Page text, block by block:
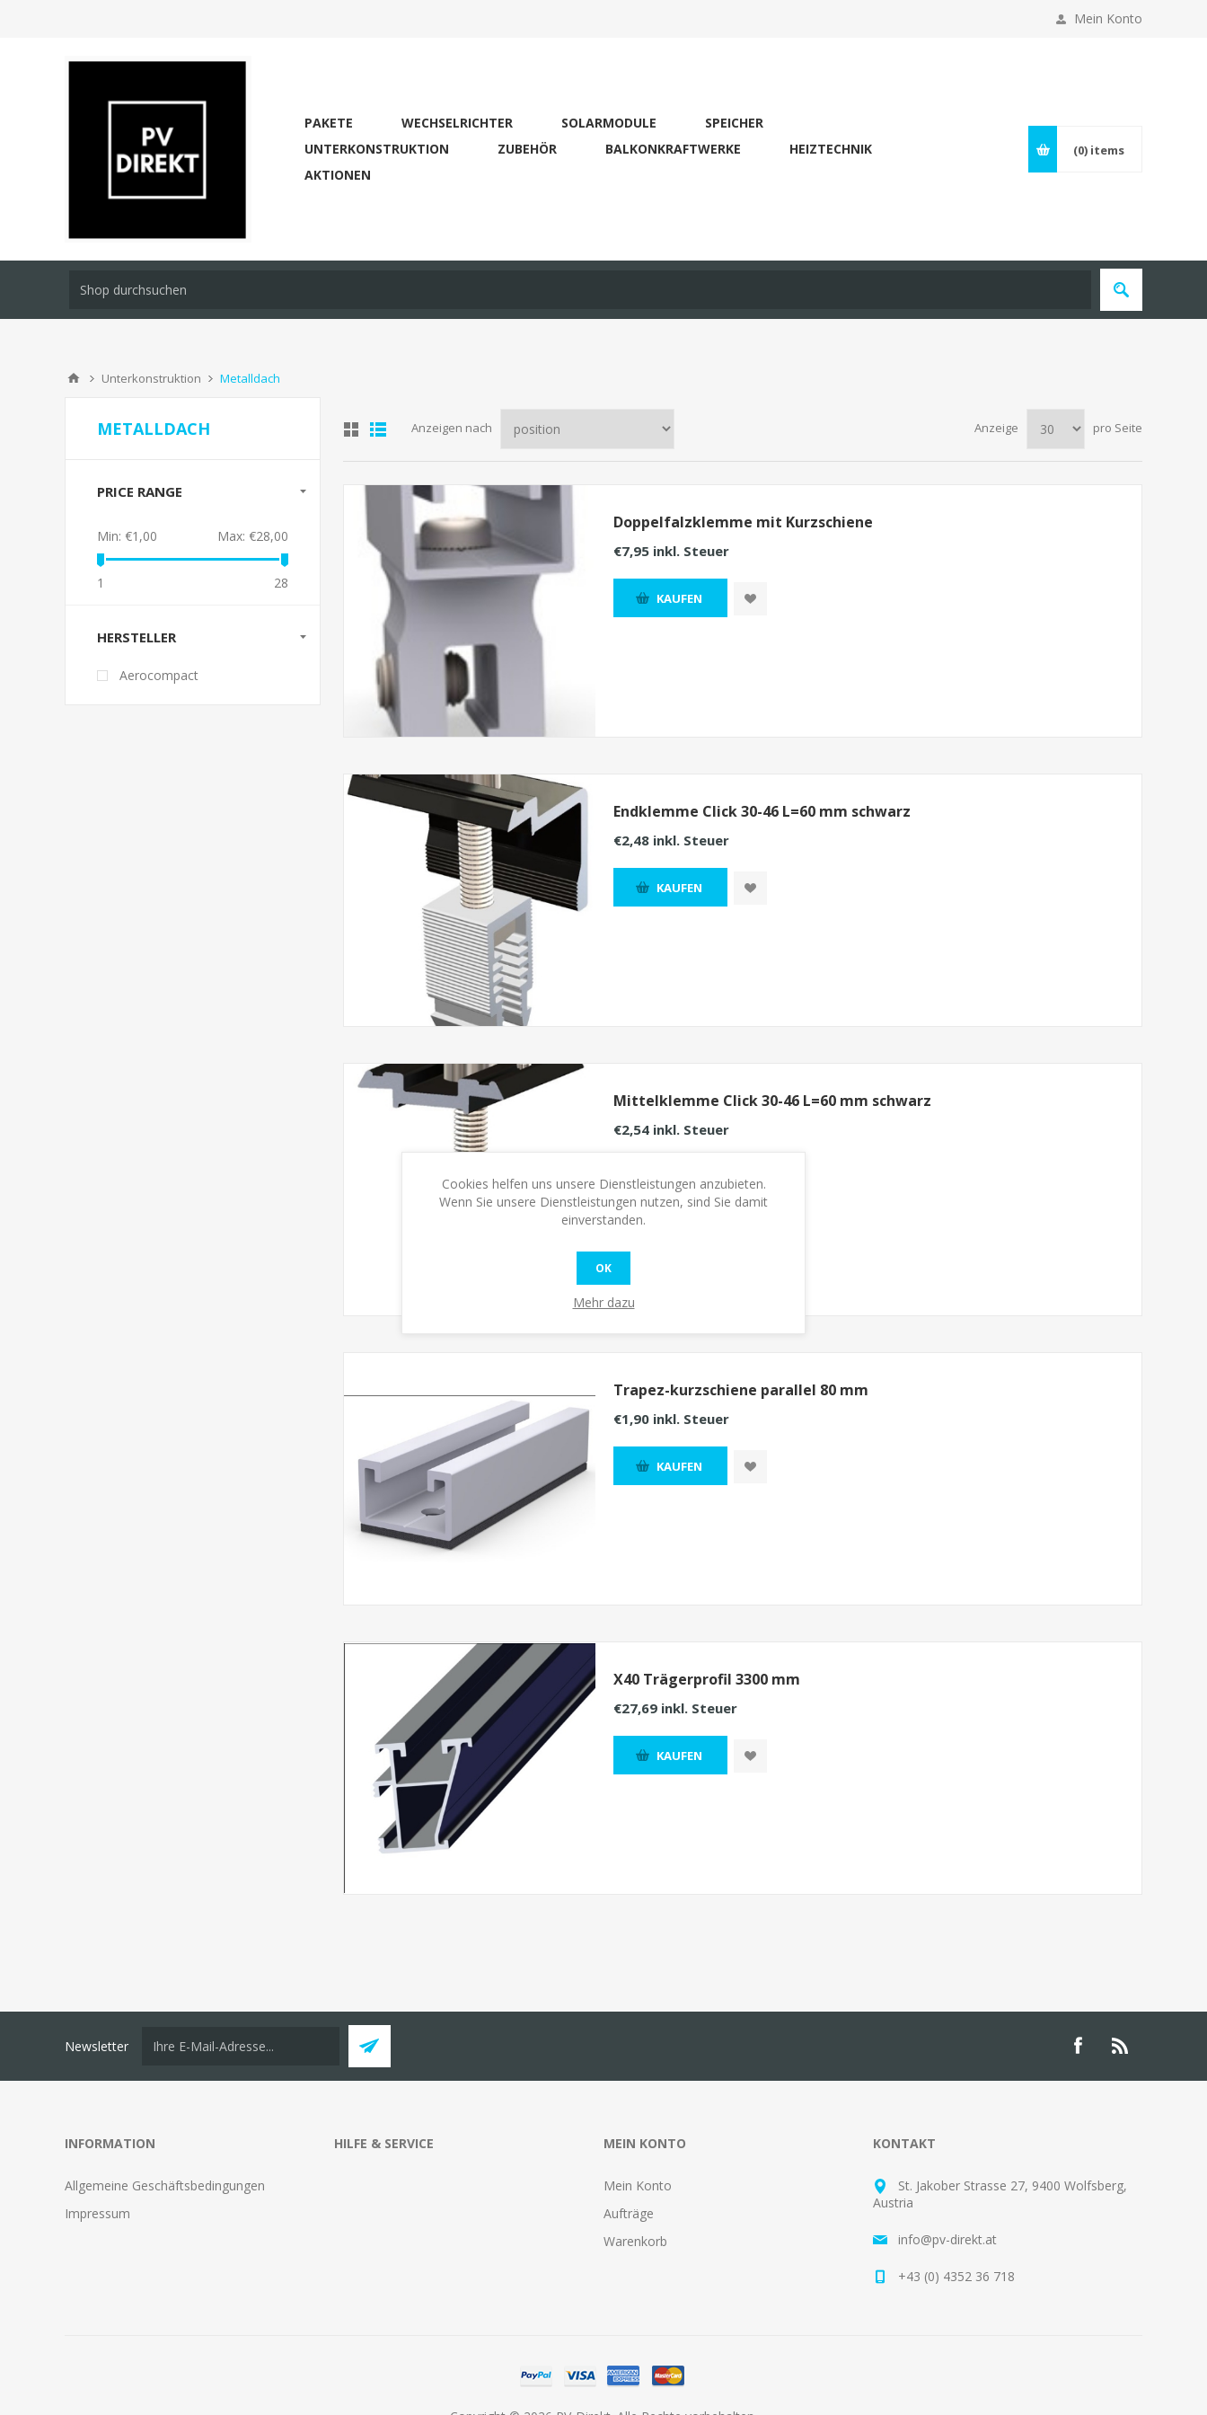
Mein Konto
PAKETE WECHSELRICHTER SOLARMODULE
SPEICHER
UNTERKONSTRUKTION
ZUBEHÖR BALKONKRAFTWERKE
HEIZTECHNIK
AKTIONEN
(0) items
Unterkonstruktion Metalldach
Anzeigen nach Anzeige pro Seite
Doppelfalzklemme mit Kurzschiene
€7,95 inkl. Steuer
KAUFEN
Endklemme Click 30-46 L=60 mm schwarz
€2,48 inkl. Steuer
KAUFEN
Mittelklemme Click 30-46 L=60 mm schwarz
€2,54 inkl. Steuer
KAUFEN
Trapez-kurzschiene parallel 80 mm
€1,90 inkl. Steuer
KAUFEN
X40 Trägerprofil 3300 mm
€27,69 inkl. Steuer
KAUFEN
METALLDACH
PRICE RANGE
Min: €1,00 Max: €28,00
1 28
HERSTELLER
Aerocompact
Newsletter
INFORMATION
Allgemeine Geschäftsbedingungen
Impressum
HILFE & SERVICE MEIN KONTO
Mein Konto
Aufträge
Warenkorb
KONTAKT
St. Jakober Strasse 27, 9400 Wolfsberg,
Austria
info@pv-direkt.at
+43 (0) 4352 36 718
Cookies helfen uns unsere Dienstleistungen anzubieten.
Wenn Sie unsere Dienstleistungen nutzen, sind Sie damit
einverstanden.
OK
Mehr dazu